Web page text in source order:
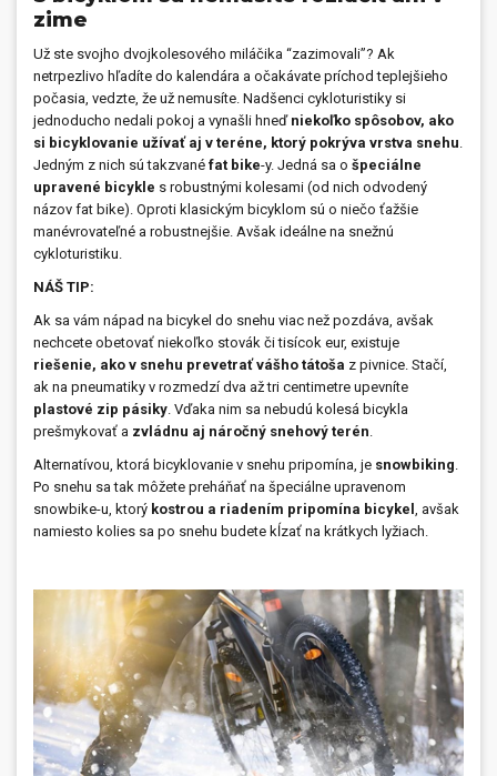
zime
Už ste svojho dvojkolesového miláčika “zazimovali”? Ak
netrpezlivo hľadíte do kalendára a očakávate príchod teplejšieho
počasia, vedzte, že už nemusíte. Nadšenci cykloturistiky si
jednoducho nedali pokoj a vynašli hneď niekoľko spôsobov, ako
si bicyklovanie užívať aj v teréne, ktorý pokrýva vrstva snehu.
Jedným z nich sú takzvané fat bike-y. Jedná sa o špeciálne
upravené bicykle s robustnými kolesami (od nich odvodený
názov fat bike). Oproti klasickým bicyklom sú o niečo ťažšie
manévrovateľné a robustnejšie. Avšak ideálne na snežnú
cykloturistiku.
NÁŠ TIP:
Ak sa vám nápad na bicykel do snehu viac než pozdáva, avšak
nechcete obetovať niekoľko stovák či tisícok eur, existuje
riešenie, ako v snehu prevetrať vášho tátoša z pivnice. Stačí,
ak na pneumatiky v rozmedzí dva až tri centimetre upevníte
plastové zip pásiky. Vďaka nim sa nebudú kolesá bicykla
prešmykovať a zvládnu aj náročný snehový terén.
Alternatívou, ktorá bicyklovanie v snehu pripomína, je snowbiking.
Po snehu sa tak môžete preháňať na špeciálne upravenom
snowbike-u, ktorý kostrou a riadením pripomína bicykel , avšak
namiesto kolies sa po snehu budete kĺzať na krátkych lyžiach.